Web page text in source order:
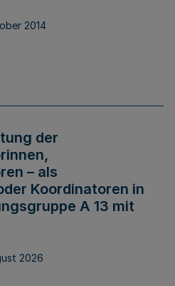
2014
der
– als
Koordinatoren in
A 13 mit
2026